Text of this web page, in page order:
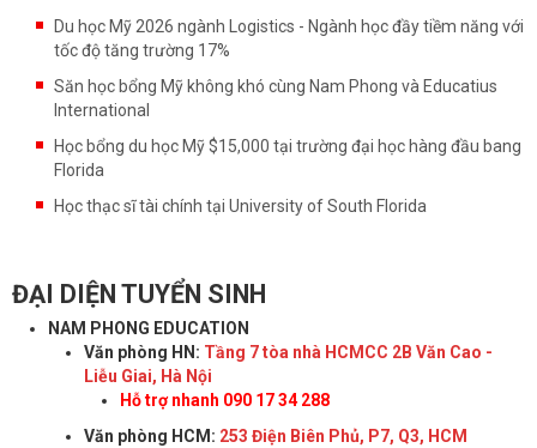
Du học Mỹ 2026 ngành Logistics - Ngành học đầy tiềm năng với
tốc độ tăng trường 17%
Săn học bổng Mỹ không khó cùng Nam Phong và Educatius
International
Học bổng du học Mỹ $15,000 tại trường đại học hàng đầu bang
Florida
Học thạc sĩ tài chính tại University of South Florida
ĐẠI DIỆN TUYỂN SINH
NAM PHONG EDUCATION
Văn phòng HN: Tầng 7 tòa nhà HCMCC 2B Văn Cao -
Liễu Giai, Hà Nội
Hỗ trợ nhanh 090 17 34 288
Văn phòng HCM: 253 Điện Biên Phủ, P7, Q3, HCM